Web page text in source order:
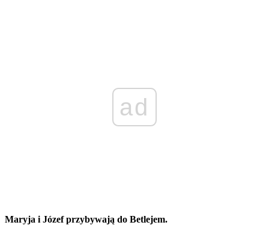
ad
Maryja i Józef przybywają do Betlejem.